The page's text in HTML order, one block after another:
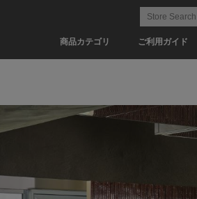
商品カテゴリ ご利用ガイド